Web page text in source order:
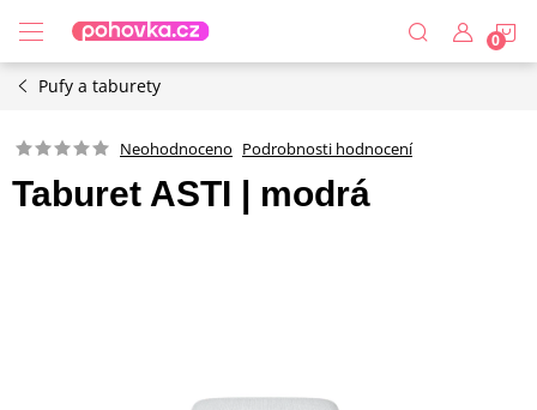
obsah
Pufy a taburety
Neohodnoceno Podrobnosti hodnocení
Taburet ASTI | modrá